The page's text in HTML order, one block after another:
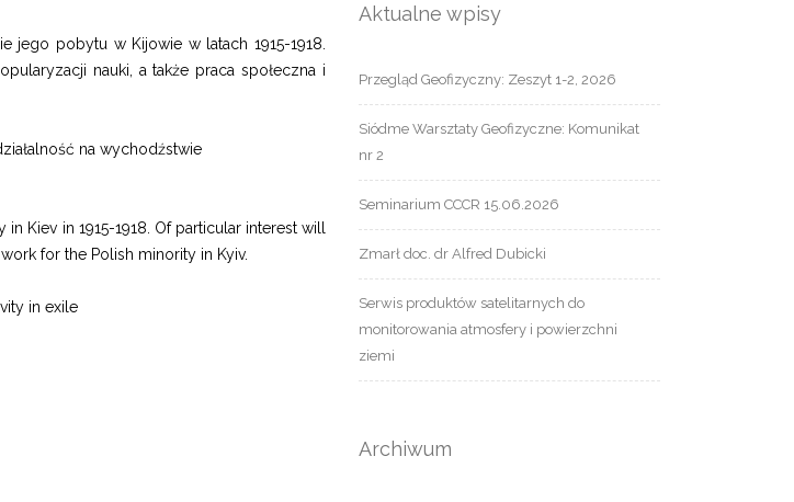
jego pobytu w Kijowie w latach 1915-1918.
nauki, a także praca społeczna i
na wychodźstwie
Kiev in 1915-1918. Of particular interest will
for the Polish minority in Kyiv.
in exile
Aktualne wpisy
Przegląd Geofizyczny: Zeszyt 1-2, 2026
Siódme Warsztaty Geofizyczne: Komunikat
nr 2
Seminarium CCCR 15.06.2026
Zmarł doc. dr Alfred Dubicki
Serwis produktów satelitarnych do
monitorowania atmosfery i powierzchni
ziemi
Archiwum